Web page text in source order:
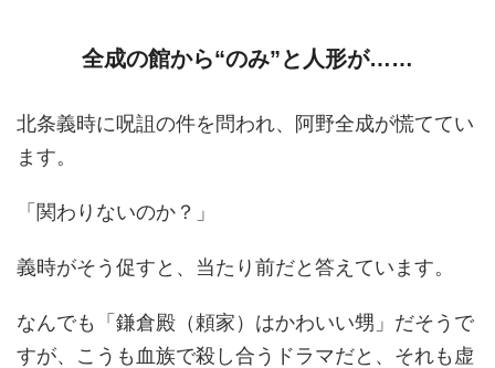
全成の館から“のみ”と人形が……
北条義時に呪詛の件を問われ、阿野全成が慌ててい
ます。
「関わりないのか？」
義時がそう促すと、当たり前だと答えています。
なんでも「鎌倉殿（頼家）はかわいい甥」だそうで
すが、こうも血族で殺し合うドラマだと、それも虚